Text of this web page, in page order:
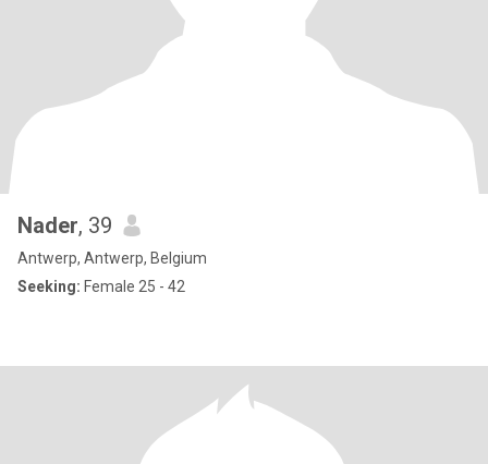
Nader, 39
Antwerp, Antwerp, Belgium
Seeking: Female 25 - 42